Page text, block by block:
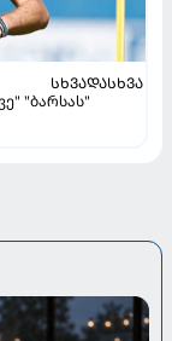
ᲡᲮᲕᲐᲓᲐᲡᲮᲕᲐ